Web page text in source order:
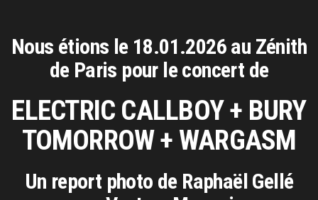
Nous étions le 18.01.2026 au Zénith
de Paris pour le concert de
ELECTRIC CALLBOY + BURY
TOMORROW + WARGASM
Un report photo de Raphaël Gellé